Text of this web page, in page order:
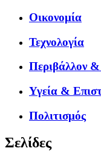
Οικονομία
Τεχνολογία
Περιβάλλον &
Υγεία &
Πολιτισμός
Σελίδες